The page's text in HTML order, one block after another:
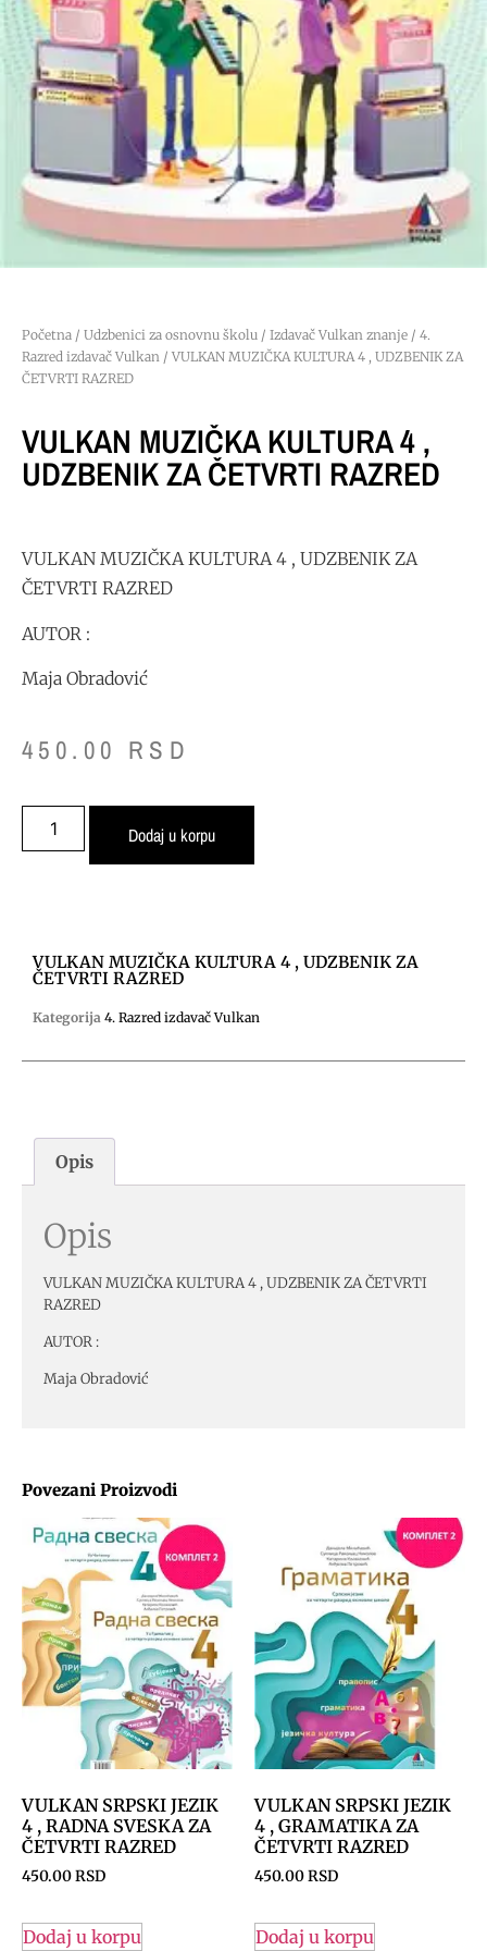
Početna / Udzbenici za osnovnu školu / Izdavač Vulkan znanje / 4.
Razred izdavač Vulkan / VULKAN MUZIČKA KULTURA 4 , UDZBENIK ZA
ČETVRTI RAZRED
VULKAN MUZIČKA KULTURA 4 ,
UDZBENIK ZA ČETVRTI RAZRED
VULKAN MUZIČKA KULTURA 4 , UDZBENIK ZA
ČETVRTI RAZRED
AUTOR :
Maja Obradović
450.00 RSD
Dodaj u korpu
Povezani Proizvodi
VULKAN SRPSKI JEZIK
4 , RADNA SVESKA ZA
ČETVRTI RAZRED
450.00RSD
Dodaj u korpu
VULKAN SRPSKI JEZIK
4 , GRAMATIKA ZA
ČETVRTI RAZRED
450.00RSD
Dodaj u korpu
VULKAN MUZIČKA KULTURA 4 , UDZBENIK ZA
ČETVRTI RAZRED
Kategorija 4. Razred izdavač Vulkan
Opis
Opis
VULKAN MUZIČKA KULTURA 4 , UDZBENIK ZA ČETVRTI
RAZRED
AUTOR :
Maja Obradović